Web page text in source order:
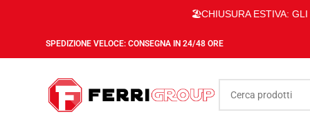
🏖️CHIUSURA ESTIVA: GLI
SPEDIZIONE VELOCE: CONSEGNA IN 24/48 ORE